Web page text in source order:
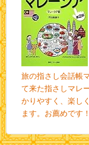
旅の指さし会話帳
て来た指さしマレ
かりやすく、楽し
ます。お薦めです！